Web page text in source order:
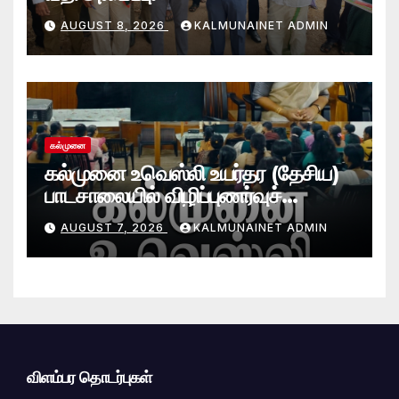
AUGUST 8, 2026 KALMUNAINET ADMIN
கல்முனை
கல்முனை உவெஸ்லி உயர்தர (தேசிய)
பாடசாலையில் விழிப்புணர்வுச்
செயலமர்வு
AUGUST 7, 2026 KALMUNAINET ADMIN
விளம்பர தொடர்புகள்